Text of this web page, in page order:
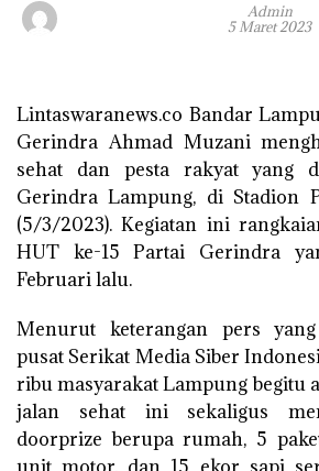
Admin
5 Maret 2023
Lintaswaranews.co Bandar
Gerindra Ahmad Muzani
sehat dan pesta rakyat yang
Gerindra Lampung, di Stadion
(5/3/2023). Kegiatan ini
HUT ke-15 Partai Gerindra
Februari lalu.
Menurut keterangan pers
pusat Serikat Media Siber
ribu masyarakat Lampung begitu
jalan sehat ini sekaligus
doorprize berupa rumah, 5